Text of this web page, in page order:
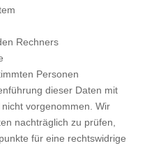
Rechners
Personen
dieser Daten mit
vorgenommen. Wir
nachträglich zu prüfen,
für eine rechtswidrige